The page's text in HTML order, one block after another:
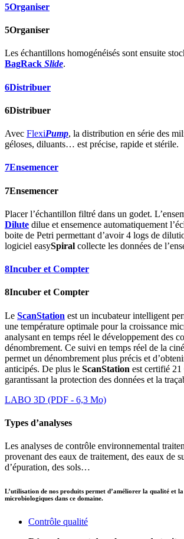
5Organiser
5Organiser
Les échantillons homogénéisés sont ensuite
BagRack Slide.
6Distribuer
6Distribuer
Avec FlexiPump, la distribution en série des
géloses, diluants… est précise, rapide et stérile.
7Ensemencer
7Ensemencer
Placer l’échantillon filtré dans un godet.
Dilute dilue et ensemence automatiquement
boite de Petri permettant d’avoir 4 logs de
logiciel easySpiral collecte les données de
8Incuber et Compter
8Incuber et Compter
Le ScanStation est un incubateur intelligent
une température optimale pour la croissance
analysant en temps réel le développement des
dénombrement. Ce suivi en temps réel de la
permet un dénombrement plus précis et
anticipés. De plus le ScanStation est certifié 21
garantissant la protection des données et la
LABO 3D (PDF - 6,3 Mo)
Types d’analyses
Les analyses de contrôle environnemental
provenant des eaux de traitement, des eaux de
d’épuration, des sols…
L’utilisation de nos produits permet d’améliorer la qualité et
microbiologiques dans ce domaine.
Contrôle qualité